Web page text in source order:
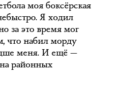
моя боксёрская
Я ходил
за это время мог
что набил морду
меня. И ещё —
районных